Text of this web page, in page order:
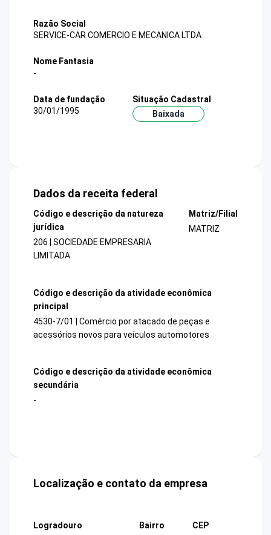
Razão Social
SERVICE-CAR COMERCIO E MECANICA LTDA
Nome Fantasia
-
Data de fundação
30/01/1995
Situação Cadastral
Baixada
Dados da receita federal
Código e descrição da natureza
jurídica
206 | SOCIEDADE EMPRESARIA
LIMITADA
Matriz/Filial
MATRIZ
Código e descrição da atividade econômica
principal
4530-7/01 | Comércio por atacado de peças e
acessórios novos para veículos automotores
Código e descrição da atividade econômica
secundária
-
Localização e contato da empresa
Logradouro
Bairro
CEP